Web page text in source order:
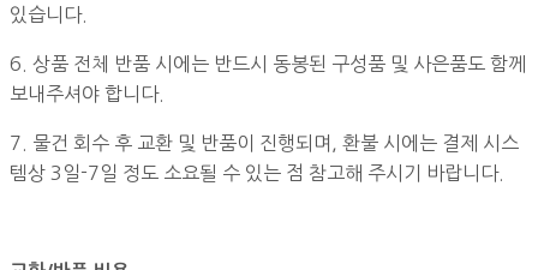
있습니다.
6. 상품 전체 반품 시에는 반드시 동봉된 구성품 및 사은품도 함께
보내주셔야 합니다.
7. 물건 회수 후 교환 및 반품이 진행되며, 환불 시에는 결제 시스
템상 3일-7일 정도 소요될 수 있는 점 참고해 주시기 바랍니다.